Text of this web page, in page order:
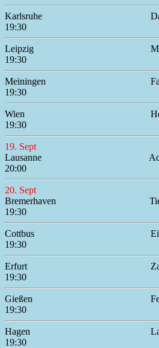
Karlsruhe
19:30
Leipzig
19:30
Meiningen
19:30
Wien
19:30
19. Sept
Lausanne
20:00
20. Sept
Bremerhaven
19:30
Cottbus
19:30
Erfurt
19:30
Gießen
19:30
Hagen
19:30